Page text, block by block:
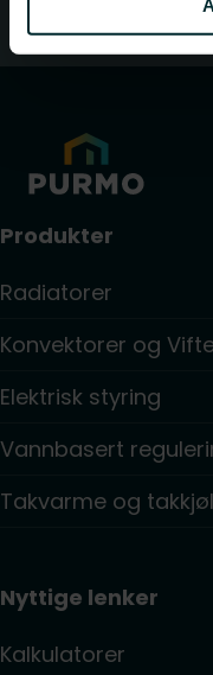
Kundeservice
Produkter
Radiatorer
Konvektorer og
Elektrisk styring
Vannbasert
Takvarme og
Nyttige lenker
Kalkulatorer